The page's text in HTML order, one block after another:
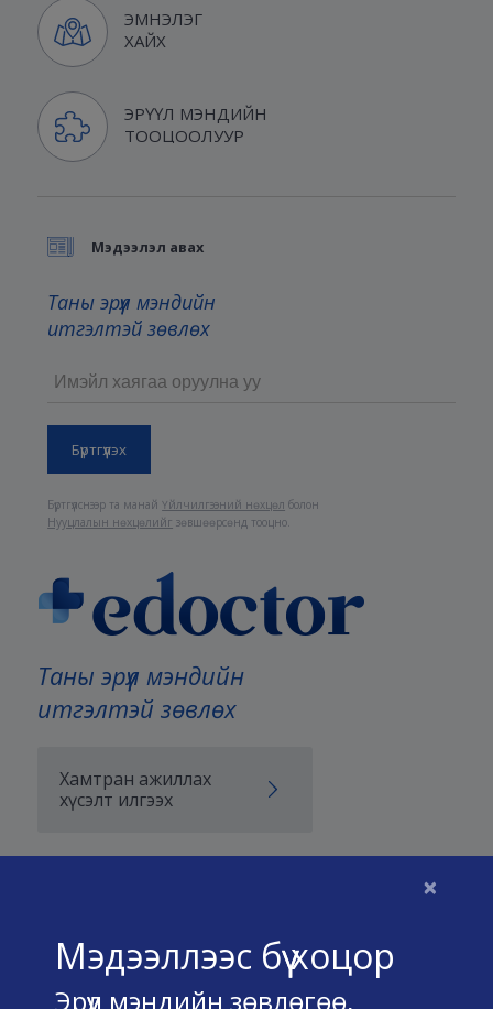
×
Мэдээллээс бүү хоцор
Эрүүл мэндийн зөвлөгөө,
ЭМНЭЛЭГ
ХАЙХ
ЭРҮҮЛ МЭНДИЙН
ТООЦООЛУУР
Таны эрүүл мэндийн
итгэлтэй зөвлөх
Хамтран ажиллах
хүсэлт илгээх
Үйлчилгээний нөхцөл
Мэдээлэл авах
Таны эрүүл мэндийн
итгэлтэй зөвлөх
Бүртгүүлснээр та манайҮйлчилгээний нөхцөл болон
Нууцлалын нөхцөлийг зөвшөөрсөнд тооцно.